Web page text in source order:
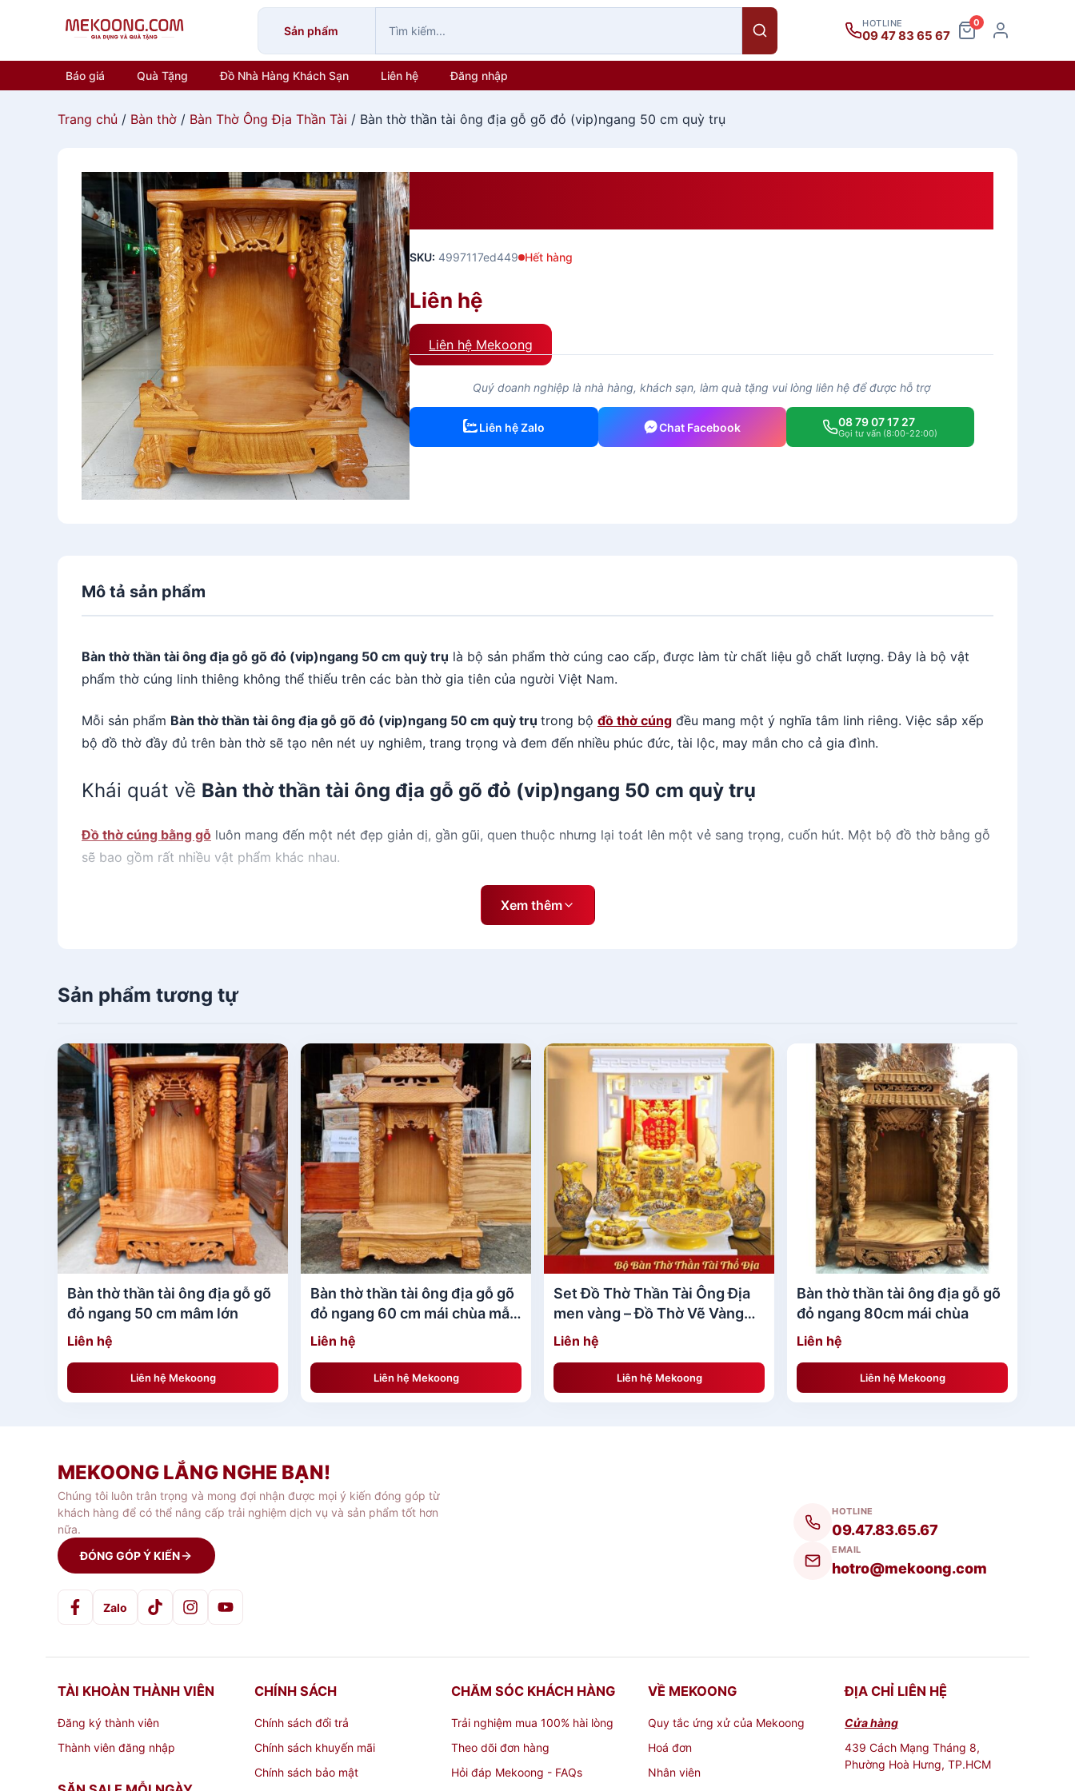
Sản phẩm
HOTLINE
09 47 83 65 67
0
Báo giá Quà Tặng Đồ Nhà Hàng Khách Sạn Liên hệ Đăng nhập
Trang chủ / Bàn thờ / Bàn Thờ Ông Địa Thần Tài / Bàn thờ thần tài ông địa gỗ gõ đỏ (vip)ngang 50 cm quỳ trụ
SKU: 4997117ed449 Hết hàng
Liên hệ
Liên hệ Mekoong
Quý doanh nghiệp là nhà hàng, khách sạn, làm quà tặng vui lòng liên hệ để được hỗ trợ
Liên hệ Zalo Chat Facebook 08 79 07 17 27
Gọi tư vấn (8:00-22:00)
Mô tả sản phẩm
Bàn thờ thần tài ông địa gỗ gõ đỏ (vip)ngang 50 cm quỳ trụ là bộ sản phẩm thờ cúng cao cấp, được làm từ chất liệu gỗ chất lượng. Đây là bộ vật
phẩm thờ cúng linh thiêng không thể thiếu trên các bàn thờ gia tiên của người Việt Nam.
Mỗi sản phẩm Bàn thờ thần tài ông địa gỗ gõ đỏ (vip)ngang 50 cm quỳ trụ trong bộ đồ thờ cúng đều mang một ý nghĩa tâm linh riêng. Việc sắp xếp
bộ đồ thờ đầy đủ trên bàn thờ sẽ tạo nên nét uy nghiêm, trang trọng và đem đến nhiều phúc đức, tài lộc, may mắn cho cả gia đình.
Khái quát về Bàn thờ thần tài ông địa gỗ gõ đỏ (vip)ngang 50 cm quỳ trụ
Đồ thờ cúng bằng gỗ luôn mang đến một nét đẹp giản dị, gần gũi, quen thuộc nhưng lại toát lên một vẻ sang trọng, cuốn hút. Một bộ đồ thờ bằng gỗ
sẽ bao gồm rất nhiều vật phẩm khác nhau.
Nếu bạn không phải là một người hiểu rõ về văn hóa tín ngưỡng dân gian chắc có lẽ bạn sẽ rất khó có thể chuẩn bị được một bàn thờ gia tiên đầy đủ.
Bàn thờ thần tài ông địa gỗ gõ đỏ (vip)ngang 50 cm quỳ trụ
Dân gian thường quan niệm rằng bàn thờ gia tiên là một nơi linh thiêng và cũng là nơi để con cháu có thể bày tỏ được lòng thành cũng như sự hiếu
thảo đối với ông bà tổ tiên. Do đó, việc lựa chọn Bàn thờ thần tài ông địa gỗ gõ đỏ (vip)ngang 50 cm quỳ trụlà một điều cực kỳ cần thiết trong đời
sống của gia đình chúng ta.
Bộ đồ thờ đầy đủ bằng gỗ gồm những vật phẩm nào?
Mỗi vật phẩm thờ cúng đều mang trong mình những ý nghĩa vô cùng đặc biệt. Không chỉ riêngBàn thờ thần tài ông địa gỗ gõ đỏ (vip)ngang 50 cm
quỳ trụthuộc đồ đồ thờ bằng gỗ mà còn có các vật phẩmĐồ thờ bằng đá hayĐồ thờ cúng lưu ly cũng được nhiều người ưu tiên lựa chọn.
Nhưng chung quy lại, theo quan niệm của cha ông ta từ xưa đến nay thì thì một bộ đồ thờ cúng cần phải có đầy đủ những vật phẩm sau đây:
Bát hương
Ống nhang
Các vật phẩm khác như khay nước, bình sen,...
Những loại gỗ nào được dùng làm đồ thờ cúng?
Người Việt ta luôn muốn chuẩn bị thật chu đáo và đầy đủ các vật phẩm trên bàn thờ nhà mình. Vì vậy, đồ dùng thờ cúng bằng gỗ cần phải được lựa
chọn cần phải có sự tinh tế và hơn thế nữa chúng cần phải được làm từ chất liệu gỗ tốt nhất. Để có một bộ đồ thờ
Bàn thờ thần tài ông địa gỗ gõ đỏ
(vip)ngang 50 cm quỳ trụcúng hoàn hảo nhất, gia chủ nên lựa chọn những loại gỗ chất lượng như sau:
Đồ thờ được làm từ gỗ hương
Đồ thờ được làm từ gỗ gụ
Đồ thờ được làm từ gỗ vàng tâm
Đồ thờ được làm từ gỗ vàng táu
Đồ thờ được làm từ gỗ gõ
Xem thêm
Sản phẩm tương tự
Bàn thờ thần tài ông địa gỗ gõ
đỏ ngang 50 cm mâm lớn
Liên hệ
Liên hệ Mekoong
Bàn thờ thần tài ông địa gỗ gõ
đỏ ngang 60 cm mái chùa mẫu
mới
Liên hệ
Liên hệ Mekoong
Set Đồ Thờ Thần Tài Ông Địa
men vàng – Đồ Thờ Vẽ Vàng
Gốm Bát Tràng sang trọng
Liên hệ
Liên hệ Mekoong
Bàn thờ thần tài ông địa gỗ gõ
đỏ ngang 80cm mái chùa
Liên hệ
Liên hệ Mekoong
MEKOONG LẮNG NGHE BẠN!
Chúng tôi luôn trân trọng và mong đợi nhận được mọi ý kiến đóng góp từ
khách hàng để có thể nâng cấp trải nghiệm dịch vụ và sản phẩm tốt hơn
nữa.
ĐÓNG GÓP Ý KIẾN
Zalo
HOTLINE
09.47.83.65.67
EMAIL
hotro@mekoong.com
TÀI KHOÀN THÀNH VIÊN
Đăng ký thành viên
Thành viên đăng nhập
CHÍNH SÁCH
Chính sách đổi trả
Chính sách khuyến mãi
Chính sách bảo mật
CHĂM SÓC KHÁCH HÀNG
Trải nghiệm mua 100% hài lòng
Theo dõi đơn hàng
Hỏi đáp Mekoong - FAQs
VỀ MEKOONG
Quy tắc ứng xử của Mekoong
Hoá đơn
Nhân viên
ĐỊA CHỈ LIÊN HỆ
Cửa hàng
439 Cách Mạng Tháng 8,
Phường Hoà Hưng, TP.HCM